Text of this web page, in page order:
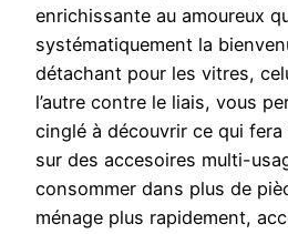
enrichissante au amoureux
systématiquement la
détachant pour les vitres,
l’autre contre le liais, vous
cinglé à découvrir ce qui
sur des accesoires multi-
consommer dans plus de
ménage plus rapidement,